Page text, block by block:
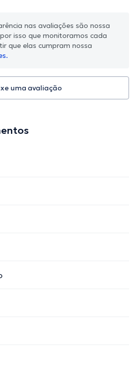
nas avaliações são nossa
isso que monitoramos cada
que elas cumpram nossa
uma avaliação